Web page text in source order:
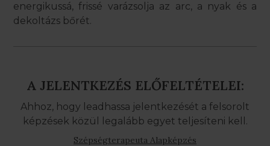
energikussá, frissé varázsolja az arc, a nyak és a
dekoltázs bőrét.
A JELENTKEZÉS ELŐFELTÉTELEI:
Ahhoz, hogy leadhassa jelentkezését a felsorolt
képzések közül legalább egyet teljesíteni kell.
Szépségterapeuta Alapképzés